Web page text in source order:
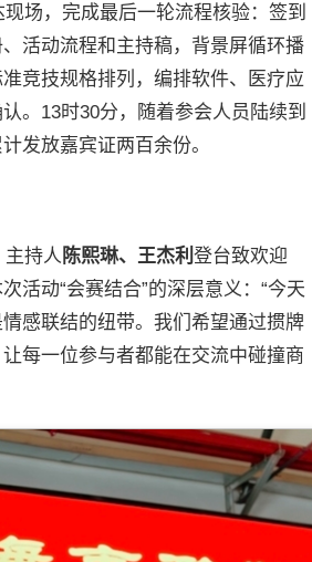
场，完成最后一轮流程核验：签到
活动流程和主持稿，背景屏循环播
竞技规格排列，编排软件、医疗应
。13时30分，随着参会人员陆续到
发放嘉宾证两百余份。
主持人 陈熙琳、王杰利 登台致欢迎
活动“会赛结合”的深层意义：“今天
感联结的纽带。我们希望通过掼牌
每一位参与者都能在交流中碰撞商